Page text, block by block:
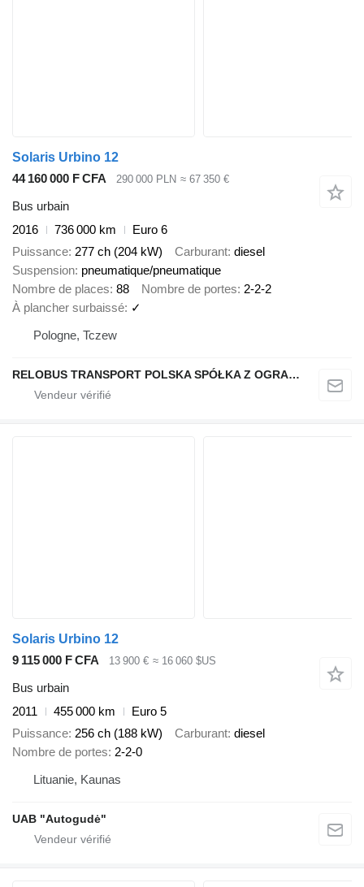
Solaris Urbino 12
44 160 000 F CFA
290 000 PLN ≈ 67 350 €
Bus urbain
2016
736 000 km
Euro 6
Puissance 277 ch (204 kW) Carburant diesel
Suspension pneumatique/pneumatique
Nombre de places 88 Nombre de portes 2-2-2
À plancher surbaissé ✓
Pologne, Tczew
RELOBUS TRANSPORT POLSKA SPÓŁKA Z OGRANICZONĄ ODPOWIEDZIALNOŚCIĄ
Solaris Urbino 12
9 115 000 F CFA
13 900 € ≈ 16 060 $US
Bus urbain
2011
455 000 km
Euro 5
Puissance 256 ch (188 kW) Carburant diesel
Nombre de portes 2-2-0
Lituanie, Kaunas
UAB "Autogudė"